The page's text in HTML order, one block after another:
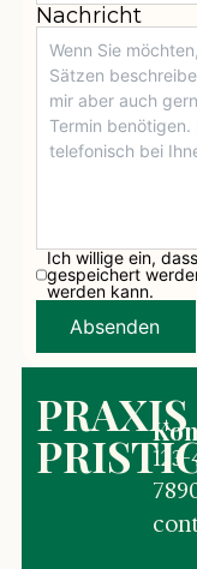
PRAXIS
Nachricht
Ich willige ein,
gespeichert
werden kann.
Absenden